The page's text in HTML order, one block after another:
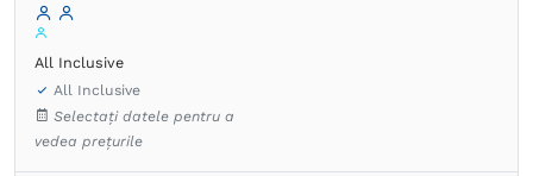
All Inclusive
All Inclusive
Selectați datele pentru a
vedea prețurile